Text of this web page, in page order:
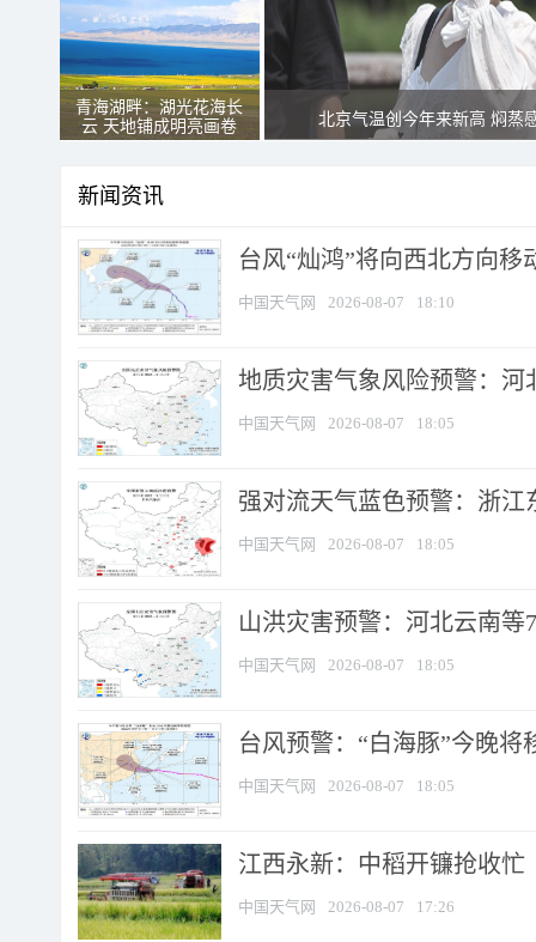
青海湖畔：湖光花海长
云 天地铺成明亮画卷
北京气温创今年来新高 焖蒸
新闻资讯
台风“灿鸿”将向西北方向移
中国天气网 2026-08-07 18:10
地质灾害气象风险预警：河
中国天气网 2026-08-07 18:05
强对流天气蓝色预警：浙江
中国天气网 2026-08-07 18:05
山洪灾害预警：河北云南
中国天气网 2026-08-07 18:05
台风预警：“白海豚”今晚将
中国天气网 2026-08-07 18:05
江西永新：中稻开镰抢收忙
中国天气网 2026-08-07 17:26